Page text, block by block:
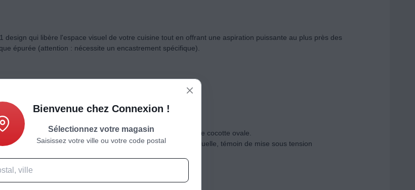
design qui libère l'espace visuel de votre cuisine tout en offrant une aspiration puissante au plus près des
épurée (attention : nécessite un encastrement spécifique).
1 seule de grande surface, cette fonction est idéale pour une cocotte ovale.
surchauffe, verrouillage du clavier, témoin de chaleur résiduelle, témoin de mise sous tension
Bienvenue chez Connexion !
Sélectionnez votre magasin
Saisissez votre ville ou votre code postal